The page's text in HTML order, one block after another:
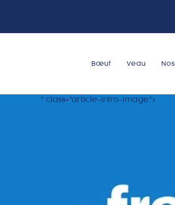
Bœuf Veau
Nos Box
" class="article-intro-image">